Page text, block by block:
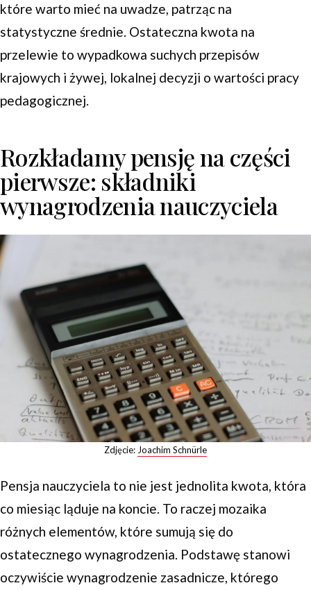
które warto mieć na uwadze, patrząc na
statystyczne średnie. Ostateczna kwota na
przelewie to wypadkowa suchych przepisów
krajowych i żywej, lokalnej decyzji o wartości pracy
pedagogicznej.
Rozkładamy pensję na części
pierwsze: składniki
wynagrodzenia nauczyciela
Zdjęcie: Joachim Schnürle
Pensja nauczyciela to nie jest jednolita kwota, która
co miesiąc ląduje na koncie. To raczej mozaika
różnych elementów, które sumują się do
ostatecznego wynagrodzenia. Podstawę stanowi
oczywiście wynagrodzenie zasadnicze, którego